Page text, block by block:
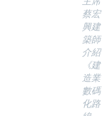
蔡宏
興建
築師
介紹
《建
造業
數碼
化路